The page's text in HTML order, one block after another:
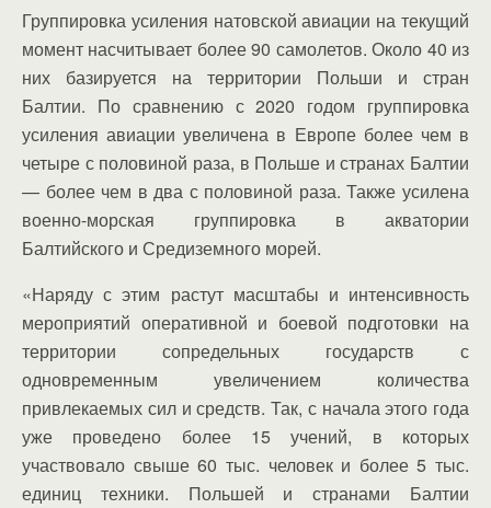
Группировка усиления натовской авиации на текущий
момент насчитывает более 90 самолетов. Около 40 из
них базируется на территории Польши и стран
Балтии. По сравнению с 2020 годом группировка
усиления авиации увеличена в Европе более чем в
четыре с половиной раза, в Польше и странах Балтии
— более чем в два с половиной раза. Также усилена
военно-морская группировка в акватории
Балтийского и Средиземного морей.
«Наряду с этим растут масштабы и интенсивность
мероприятий оперативной и боевой подготовки на
территории сопредельных государств с
одновременным увеличением количества
привлекаемых сил и средств. Так, с начала этого года
уже проведено более 15 учений, в которых
участвовало свыше 60 тыс. человек и более 5 тыс.
единиц техники. Польшей и странами Балтии